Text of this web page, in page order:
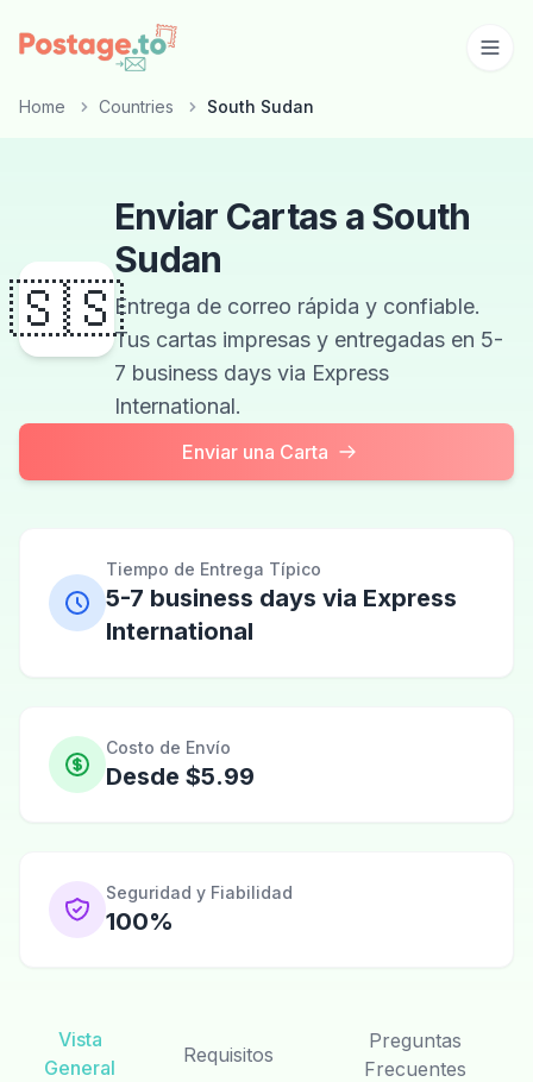
Skip to main content
Home Countries South Sudan
🇸🇸
Enviar Cartas a South
Sudan
Entrega de correo rápida y confiable.
Tus cartas impresas y entregadas en 5-
7 business days via Express
International.
Enviar una Carta
Tiempo de Entrega Típico
5-7 business days via Express
International
Costo de Envío
Desde $5.99
Seguridad y Fiabilidad
100%
Vista
General
Requisitos
Preguntas
Frecuentes